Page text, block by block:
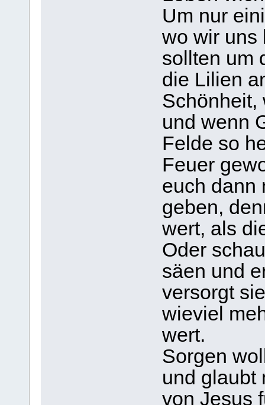
Um nur
wo wir uns
sollten um
die Lilien
Schönheit,
und wenn
Felde so
Feuer
euch dann
geben,
wert, als
Oder
säen und
versorgt
wieviel
wert.
Sorgen
und glaubt
von Jesus